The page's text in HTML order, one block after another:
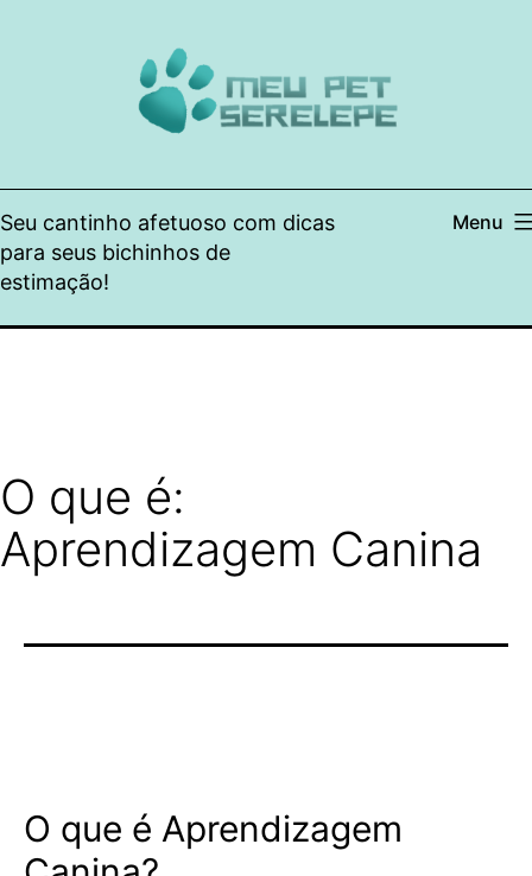
Seu cantinho afetuoso com dicas
para seus bichinhos de
estimação!
Menu
O que é:
Aprendizagem Canina
O que é Aprendizagem